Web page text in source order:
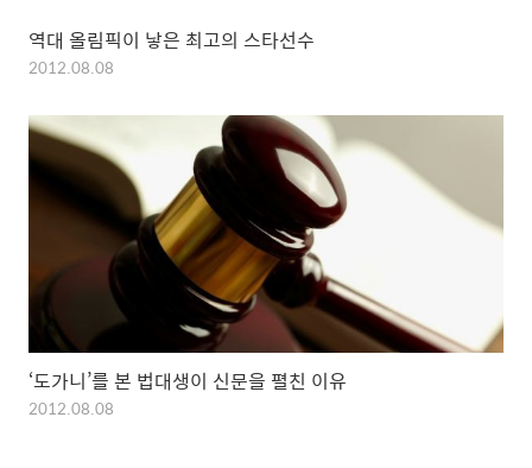
역대 올림픽이 낳은 최고의 스타선수
2012.08.08
‘도가니’를 본 법대생이 신문을 펼친 이유
2012.08.08